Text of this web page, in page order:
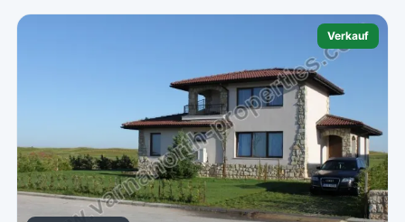
Verkauf